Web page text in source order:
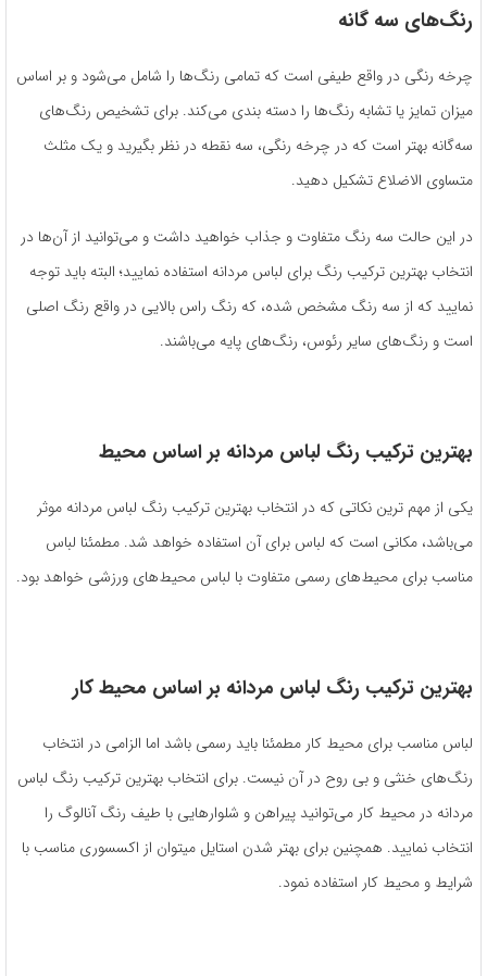
رنگ‌های سه گانه
چرخه رنگی در واقع طیفی است که تمامی رنگ‌ها را شامل می‌شود و بر اساس
میزان تمایز یا تشابه رنگ‌ها را دسته بندی می‌کند. برای تشخیص رنگ‌های
سه‌گانه بهتر است که در چرخه رنگی، سه نقطه در نظر بگیرید و یک مثلث
متساوی الاضلاع تشکیل دهید.
در این حالت سه رنگ متفاوت و جذاب خواهید داشت و می‌توانید از آن‌ها در
انتخاب بهترین ترکیب رنگ برای لباس مردانه استفاده نمایید؛ البته باید توجه
نمایید که از سه رنگ مشخص شده، که رنگ راس بالایی در واقع رنگ اصلی
است و رنگ‌های سایر رئوس، رنگ‌های پایه می‌باشند.
بهترین ترکیب رنگ لباس مردانه بر اساس محیط
یکی از مهم ترین نکاتی که در انتخاب بهترین ترکیب رنگ لباس مردانه موثر
می‌باشد، مکانی است که لباس برای آن استفاده خواهد شد. مطمئنا لباس
مناسب برای محیط‌های رسمی متفاوت با لباس محیط‌های ورزشی خواهد بود.
بهترین ترکیب رنگ لباس مردانه بر اساس محیط کار
لباس مناسب برای محیط کار مطمئنا باید رسمی باشد اما الزامی در انتخاب
رنگ‌های خنثی و بی روح در آن نیست. برای انتخاب بهترین ترکیب رنگ لباس
مردانه در محیط کار می‌توانید پیراهن و شلوارهایی با طیف رنگ آنالوگ را
انتخاب نمایید. همچنین برای بهتر شدن استایل میتوان از اکسسوری مناسب با
شرایط و محیط کار استفاده نمود.